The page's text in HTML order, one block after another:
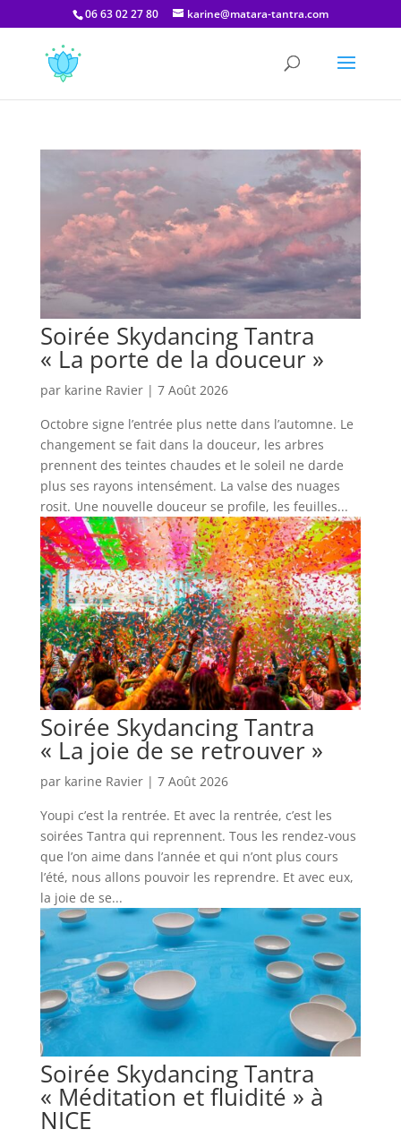
06 63 02 27 80 karine@matara-tantra.com
Soirée Skydancing Tantra
« La porte de la douceur »
par karine Ravier| 7 Août 2026
Octobre signe l’entrée plus nette dans l’automne. Le
changement se fait dans la douceur, les arbres
prennent des teintes chaudes et le soleil ne darde
plus ses rayons intensément. La valse des nuages
rosit. Une nouvelle douceur se profile, les feuilles...
Soirée Skydancing Tantra
« La joie de se retrouver »
par karine Ravier| 7 Août 2026
Youpi c’est la rentrée. Et avec la rentrée, c’est les
soirées Tantra qui reprennent. Tous les rendez-vous
que l’on aime dans l’année et qui n’ont plus cours
l’été, nous allons pouvoir les reprendre. Et avec eux,
la joie de se...
Soirée Skydancing Tantra
« Méditation et fluidité » à
NICE